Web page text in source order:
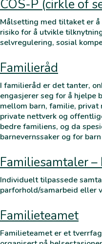
COS-P (cirkle of
Målsetting med tiltaket er
risiko for å utvikle
selvregulering, sosial
Familieråd
I familieråd er det tanter,
engasjerer seg for å
mellom barn, familie,
private nettverk og
bedre familiens, og da
barnevernssaker og for
Familiesamtaler
Individuelt tilpassede
parforhold/samarbeid eller
Familieteamet
Familieteamet er et